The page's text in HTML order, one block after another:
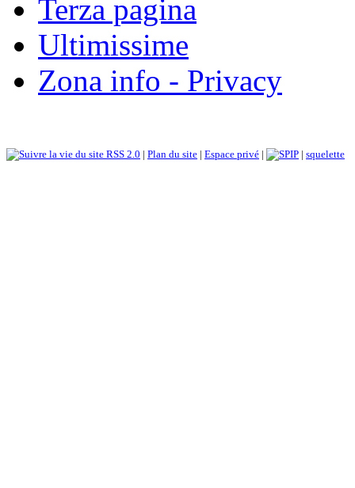
Terza pagina
Ultimissime
Zona info - Privacy
RSS 2.0 | Plan du site | Espace privé | | squelette